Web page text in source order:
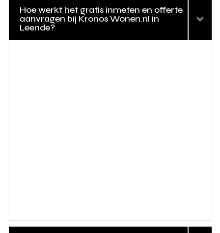
Hoe werkt het gratis inmeten en offerte
aanvragen bij Kronos Wonen.nl in
Leende?